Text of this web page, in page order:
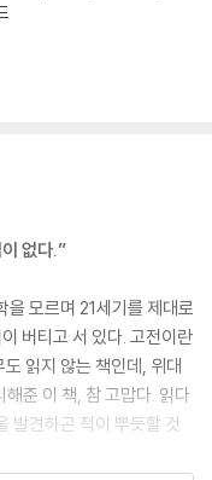
명저
축
견
없다.”
을 모르며 21세기를 제대로
버티고 서 있다. 고전이란
읽지 않는 책인데, 위대
준 이 책, 참 고맙다. 읽다
발견하곤 적이 뿌듯할 것